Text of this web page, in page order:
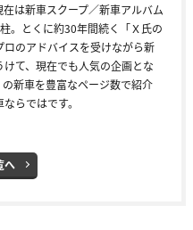
は新車スクープ／新車アルバム
。とくに約30年間続く「Ｘ氏の
のアドバイスを受けながら新
て、現在でも人気の企画とな
新車を豊富なページ数で紹介
らではです。
へ